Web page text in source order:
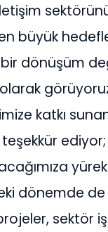
büyük
dönüşüm
katkı
dönemde de
sektör